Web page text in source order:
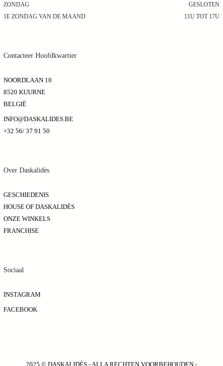
ZONDAG
GESLOTEN
1E ZONDAG VAN DE MAAND
11U TOT 17U
Contacteer Hoofdkwartier
NOORDLAAN 10
8520 KUURNE
BELGIË
INFO@DASKALIDES.BE
+32 56/ 37 91 50
Over Daskalidès
GESCHIEDENIS
HOUSE OF DASKALIDÈS
ONZE WINKELS
FRANCHISE
Sociaal
INSTAGRAM
FACEBOOK
2025 © DASKALIDÈS - ALLA RECHTEN VOORBEHOUDEN -